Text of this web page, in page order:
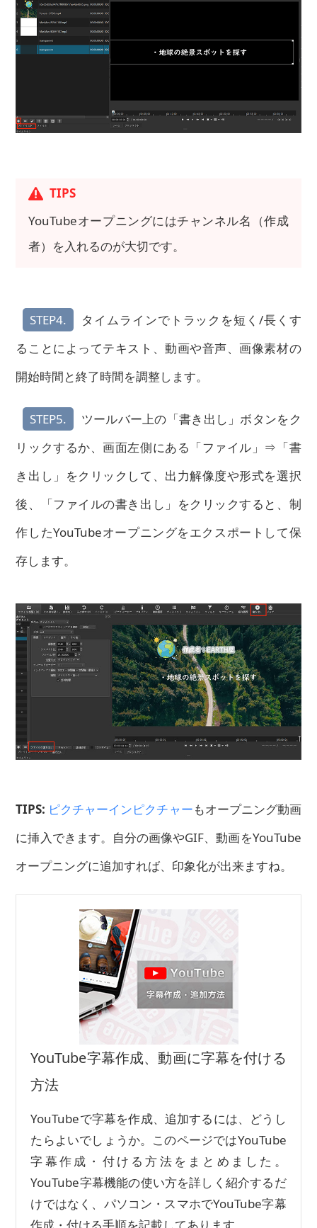
TIPS
YouTubeオープニングにはチャンネル名（作成
者）を入れるのが大切です。
STEP4.
タイムラインでトラックを短く/長くす
ることによってテキスト、動画や音声、画像素材の
開始時間と終了時間を調整します。
STEP5.
ツールバー上の「書き出し」ボタンをク
リックするか、画面左側にある「ファイル」⇒「書
き出し」をクリックして、出力解像度や形式を選択
後、「ファイルの書き出し」をクリックすると、制
作したYouTubeオープニングをエクスポートして保
存します。
TIPS: ピクチャーインピクチャーもオープニング動画
に挿入できます。自分の画像やGIF、動画をYouTube
オープニングに追加すれば、印象化が出来ますね。
YouTube字幕作成、動画に字幕を付ける
方法
YouTubeで字幕を作成、追加するには、どうし
たらよいでしょうか。このページではYouTube
字幕作成・付ける方法をまとめました。
YouTube字幕機能の使い方を詳しく紹介するだ
けではなく、パソコン・スマホでYouTube字幕